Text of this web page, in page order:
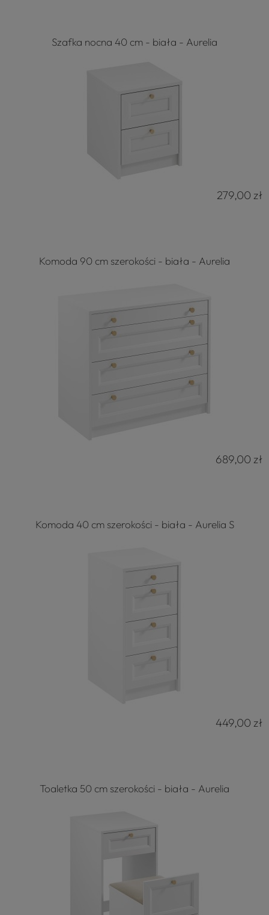
Szafka nocna 40 cm - biała - Aurelia
279,00 zł
Komoda 90 cm szerokości - biała - Aurelia
689,00 zł
Komoda 40 cm szerokości - biała - Aurelia S
449,00 zł
Toaletka 50 cm szerokości - biała - Aurelia